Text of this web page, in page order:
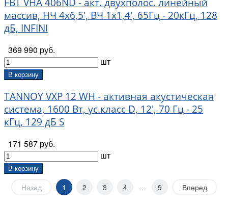
массив, НЧ 4х6,5', ВЧ 1х1,4', 65Гц - 20кГц, 128
дБ, INFINI
369 990 руб.
шт
В корзину
TANNOY VXP 12 WH - активная акустическая
система, 1600 Вт, ус.класс D, 12', 70 Гц - 25
кГц, 129 дБ S
171 587 руб.
шт
В корзину
Назад 1 2 3 4 … 9 Вперед